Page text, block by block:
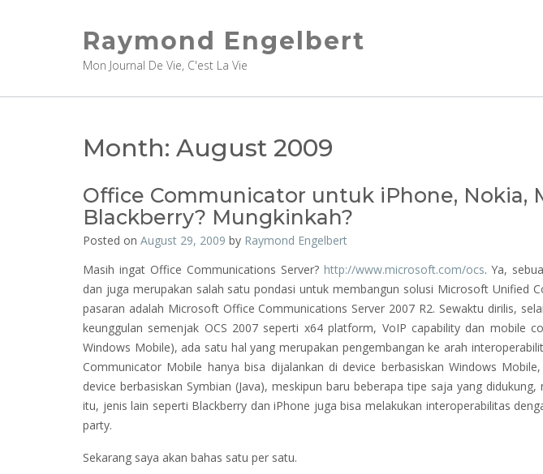
Raymond Engelbert
Mon Journal De Vie, C'est La Vie
Month: August 2009
Office Communicator untuk iPhone, Nokia,
Blackberry? Mungkinkah?
Posted on August 29, 2009 by Raymond Engelbert
Masih ingat Office Communications Server? http://www.microsoft.com/ocs. Ya,
dan juga merupakan salah satu pondasi untuk membangun solusi Microsoft Unified
pasaran adalah Microsoft Office Communications Server 2007 R2. Sewaktu dirilis,
keunggulan semenjak OCS 2007 seperti x64 platform, VoIP capability dan mobile
Windows Mobile), ada satu hal yang merupakan pengembangan ke arah
Communicator Mobile hanya bisa dijalankan di device berbasiskan Windows
device berbasiskan Symbian (Java), meskipun baru beberapa tipe saja yang
itu, jenis lain seperti Blackberry dan iPhone juga bisa melakukan interoperabilitas
party.
Sekarang saya akan bahas satu per satu.